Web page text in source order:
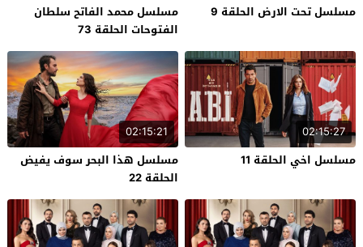
مسلسل تحت الارض الحلقة 9
مسلسل محمد الفاتح سلطان
الفتوحات الحلقة 73
02:15:27
مسلسل اخي الحلقة 11
02:15:21
مسلسل هذا البحر سوف يفيض
الحلقة 22